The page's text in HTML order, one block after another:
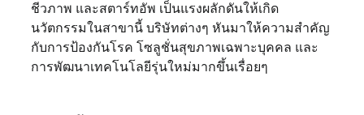
ชีวภาพ และสตาร์ทอัพ เป็นแรงผลักดันให้เกิด
นวัตกรรมในสาขานี้ บริษัทต่างๆ หันมาให้ความสำคัญ
กับการป้องกันโรค โซลูชั่นสุขภาพเฉพาะบุคคล และ
การพัฒนาเทคโนโลยีรุ่นใหม่มากขึ้นเรื่อยๆ